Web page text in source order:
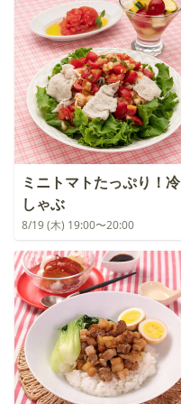
ミニトマトたっぷり！冷
しゃぶ
8/19 (木) 19:00〜20:00